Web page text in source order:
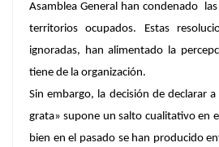
Asamblea General han condenado
territorios ocupados. Estas
ignoradas, han alimentado la
tiene de la organización.
Sin embargo, la decisión de declarar
grata» supone un salto cualitativo en
bien en el pasado se han producido